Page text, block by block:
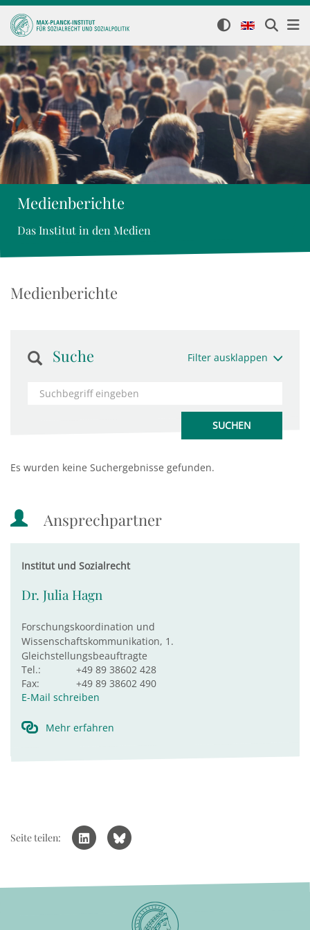
Medienberichte
Das Institut in den Medien
Medienberichte
Suche Filter ausklappen
Es wurden keine Suchergebnisse gefunden.
Ansprechpartner
Institut und Sozialrecht
Dr. Julia Hagn
Forschungskoordination und
Wissenschaftskommunikation, 1.
Gleichstellungsbeauftragte
Tel.:
+49 89 38602 428
Fax:
+49 89 38602 490
E-Mail schreiben
Mehr erfahren
Seite teilen: